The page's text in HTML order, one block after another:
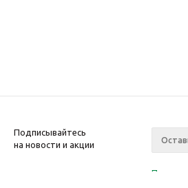
Подписывайтесь
на новости и акции